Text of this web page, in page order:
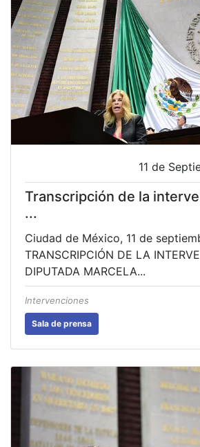
11 de
Transcripción de la
...
Ciudad de México, 11 de
TRANSCRIPCIÓN DE LA
DIPUTADA MARCELA...
Intervenciones
Sala de prensa